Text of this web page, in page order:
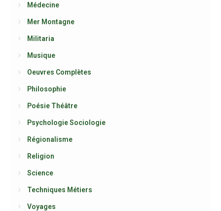
Médecine
Mer Montagne
Militaria
Musique
Oeuvres Complètes
Philosophie
Poésie Théâtre
Psychologie Sociologie
Régionalisme
Religion
Science
Techniques Métiers
Voyages